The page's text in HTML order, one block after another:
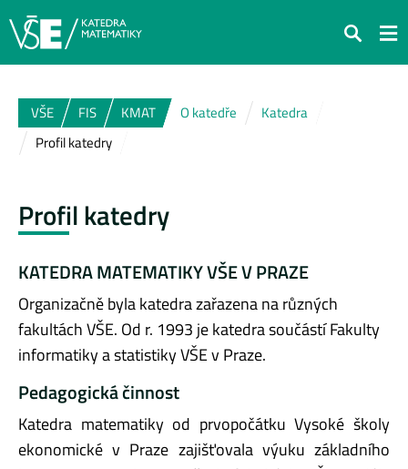
Hledat
VŠE FIS KMAT O katedře
Katedra
Profil katedry
Profil katedry
KATEDRA MATEMATIKY VŠE V PRAZE
Organizačně byla katedra zařazena na různých
fakultách VŠE. Od r. 1993 je katedra součástí Fakulty
informatiky a statistiky VŠE v Praze.
Pedagogická činnost
Katedra matematiky od prvopočátku Vysoké školy
ekonomické v Praze zajišťovala výuku základního